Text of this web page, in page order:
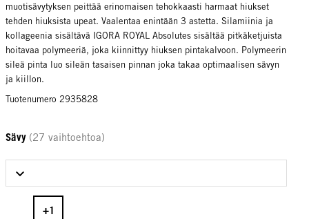
muotisävytyksen peittää erinomaisen tehokkaasti harmaat hiukset
tehden hiuksista upeat. Vaalentaa enintään 3 astetta. Silamiinia ja
kollageenia sisältävä IGORA ROYAL Absolutes sisältää pitkäketjuista
hoitavaa polymeeriä, joka kiinnittyy hiuksen pintakalvoon. Polymeerin
sileä pinta luo sileän tasaisen pinnan joka takaa optimaalisen sävyn
ja kiillon.
Tuotenumero 2935828
Sävy (27 vaihtoehtoa)
Select Sävy